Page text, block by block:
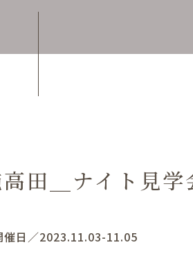
田＿ナイト見
催日／2023.11.03-11.05